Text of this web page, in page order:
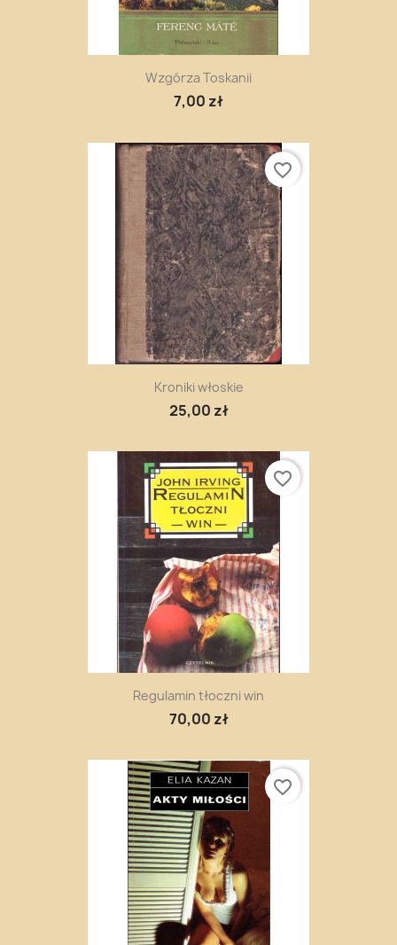
Wzgórza Toskanii
7,00 zł
Kroniki włoskie
25,00 zł
favorite_border
Regulamin tłoczni win
70,00 zł
favorite_border
favorite_border